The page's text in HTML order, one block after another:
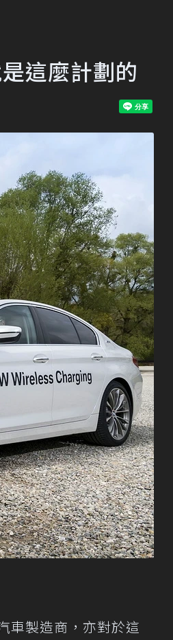
這麼計劃的
車製造商，亦對於這